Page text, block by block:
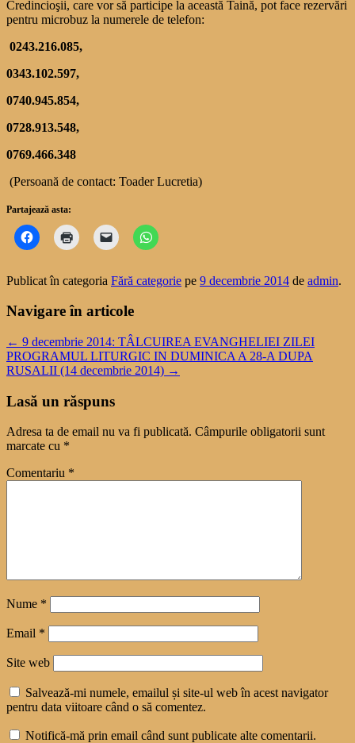
Credincioşii, care vor să participe la această Taină, pot face rezervări
pentru microbuz la numerele de telefon:
0243.216.085,
0343.102.597,
0740.945.854,
0728.913.548,
0769.466.348
(Persoană de contact: Toader Lucretia)
Partajează asta:
Publicat în categoria Fără categorie pe 9 decembrie 2014 de admin.
Navigare în articole
← 9 decembrie 2014: TÂLCUIREA EVANGHELIEI ZILEI
PROGRAMUL LITURGIC IN DUMINICA A 28-A DUPA
RUSALII (14 decembrie 2014) →
Lasă un răspuns
Adresa ta de email nu va fi publicată. Câmpurile obligatorii sunt
marcate cu *
Comentariu *
Nume *
Email *
Site web
Salvează-mi numele, emailul și site-ul web în acest navigator
pentru data viitoare când o să comentez.
Notifică-mă prin email când sunt publicate alte comentarii.